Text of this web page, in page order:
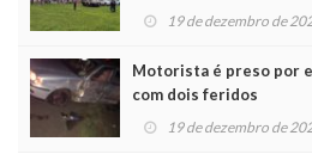
19 de dezembro de
Motorista é preso por
com dois feridos
19 de dezembro de